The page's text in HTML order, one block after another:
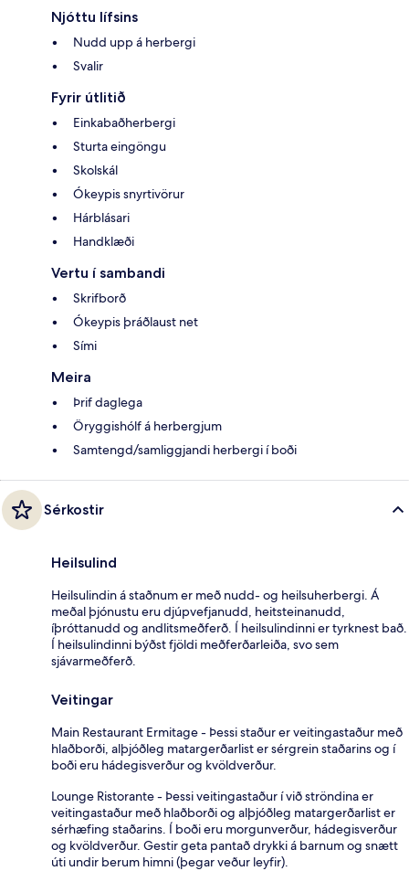
Njóttu lífsins
Nudd upp á herbergi
Svalir
Fyrir útlitið
Einkabaðherbergi
Sturta eingöngu
Skolskál
Ókeypis snyrtivörur
Hárblásari
Handklæði
Vertu í sambandi
Skrifborð
Ókeypis þráðlaust net
Sími
Meira
Þrif daglega
Öryggishólf á herbergjum
Samtengd/samliggjandi herbergi í boði
Sérkostir
Heilsulind
Heilsulindin á staðnum er með nudd- og heilsuherbergi. Á
meðal þjónustu eru djúpvefjanudd, heitsteinanudd,
íþróttanudd og andlitsmeðferð. Í heilsulindinni er tyrknest bað.
Í heilsulindinni býðst fjöldi meðferðarleiða, svo sem
sjávarmeðferð.
Veitingar
Main Restaurant Ermitage - Þessi staður er veitingastaður með
hlaðborði, alþjóðleg matargerðarlist er sérgrein staðarins og í
boði eru hádegisverður og kvöldverður.
Lounge Ristorante - Þessi veitingastaður í við ströndina er
veitingastaður með hlaðborði og alþjóðleg matargerðarlist er
sérhæfing staðarins. Í boði eru morgunverður, hádegisverður
og kvöldverður. Gestir geta pantað drykki á barnum og snætt
úti undir berum himni (þegar veður leyfir).